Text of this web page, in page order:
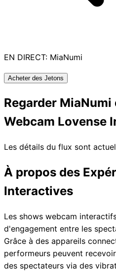
EN DIRECT: MiaNumi
Acheter des Jetons
Regarder MiaNumi
Webcam Lovense
Les détails du flux sont
À propos des
Interactives
Les shows webcam
d'engagement entre les
Grâce à des appareils
performeurs peuvent
des spectateurs via des